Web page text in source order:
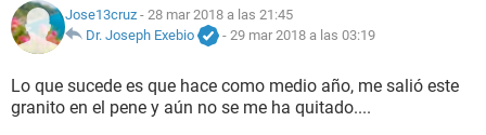
NUTRICIÓN
BIENESTAR
Jose13cruz - 28 mar 2018 a las 21:45
Dr. Joseph Exebio
- 29 mar 2018 a las 03:19
Lo que sucede es que hace como medio año, me salió este
granito en el pene y aún no se me ha quitado....